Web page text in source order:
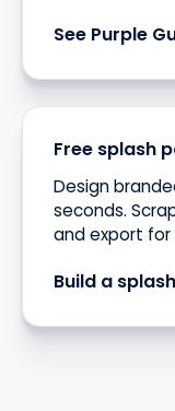
See Purple
Free splash
Design
seconds.
and export for
Build a